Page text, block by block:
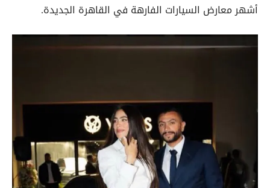
أشهر معارض السيارات الفارهة في القاهرة الجديدة.